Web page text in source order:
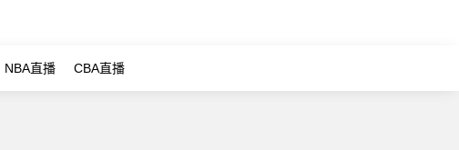
NBA直播 CBA直播